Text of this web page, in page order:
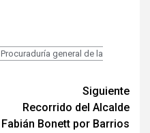
Procuraduría general de la
Siguiente
Recorrido del Alcalde
Fabián Bonett por Barrios